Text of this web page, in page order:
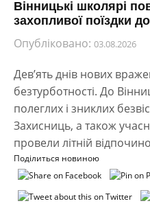
Вінницькі школярі
захопливої поїздки
Опубліковано: 03.08.2026
Дев’ять днів нових
безтурботності. До
полеглих і зниклих
Захисниць, а також
провели літній
Поділиться новиною